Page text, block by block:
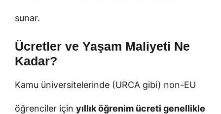
sunar.
Ücretler ve Yaşam Maliyeti Ne
Kadar?
Kamu üniversitelerinde (URCA gibi) non-EU
öğrenciler için yıllık öğrenim ücreti genellikle